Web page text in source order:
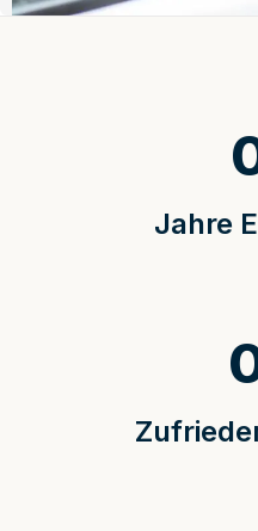
Jahre